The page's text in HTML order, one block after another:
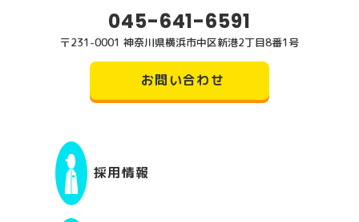
045-641-6591
〒231-0001 神奈川県横浜市中区新港2丁目8番1号
お問い合わせ
採用情報